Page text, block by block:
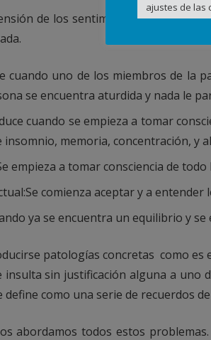
de los sentimientos y
cuando uno de los miembros de la
se encuentra aturdida y nada le
cuando se empieza a tomar
insomnio, memoria, concentración, y
empieza a tomar consciencia de
comienza aceptar y a
ya se encuentra un equilibrio y
patologías concretas como
sin justificación alguna a uno
define como una serie de recuerdos
abordamos todos estos
ajustes de las